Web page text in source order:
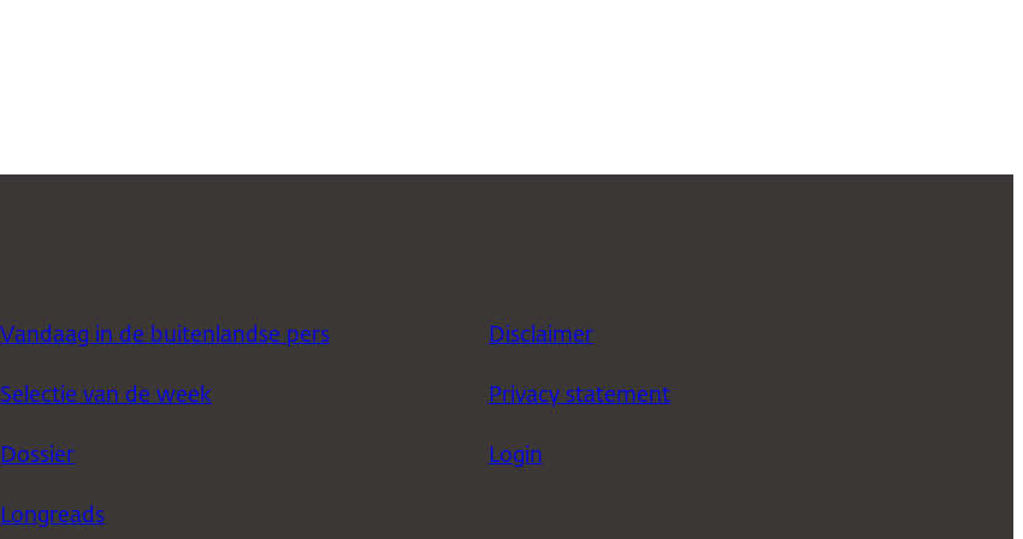
Vandaag in de buitenlandse pers
Selectie van de week
Dossier
Longreads
Disclaimer
Privacy statement
Login